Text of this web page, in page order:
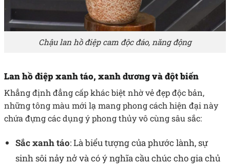
Chậu lan hồ điệp cam độc đáo, năng động
Lan hồ điệp xanh táo, xanh dương và đột biến
Khẳng định đẳng cấp khác biệt nhờ vẻ đẹp độc bản,
những tông màu mới lạ mang phong cách hiện đại này
chứa đựng các dụng ý phong thủy vô cùng sâu sắc:
Sắc xanh táo: Là biểu tượng của phước lành, sự
sinh sôi nảy nở và có ý nghĩa cầu chúc cho gia chủ